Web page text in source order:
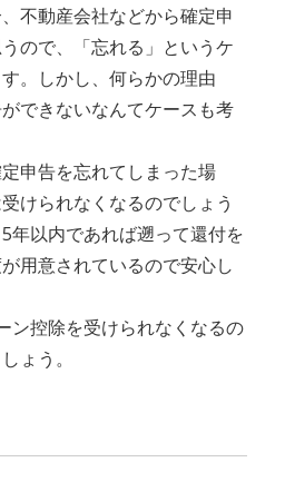
不動産会社などから確定申
ので、「忘れる」というケ
。しかし、何らかの理由
できないなんてケースも考
申告を忘れてしまった場
けられなくなるのでしょう
年以内であれば遡って還付を
用意されているので安心し
ン控除を受けられなくなるの
ょう。